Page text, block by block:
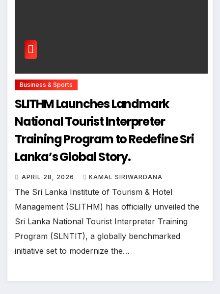
Business & Sports
SLITHM Launches Landmark
National Tourist Interpreter
Training Program to Redefine Sri
Lanka’s Global Story.
APRIL 28, 2026 KAMAL SIRIWARDANA
The Sri Lanka Institute of Tourism & Hotel
Management (SLITHM) has officially unveiled the
Sri Lanka National Tourist Interpreter Training
Program (SLNTIT), a globally benchmarked
initiative set to modernize the…